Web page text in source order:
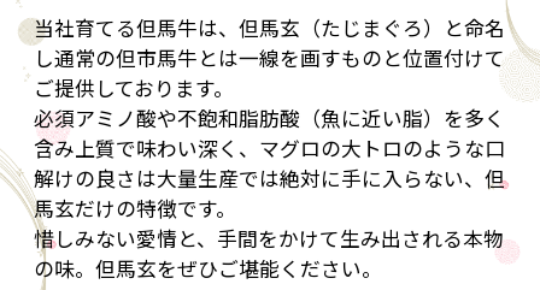
当社育てる但馬牛は、但馬玄（たじまぐろ）と命名
し通常の但市馬牛とは一線を画すものと位置付けて
ご提供しております。
必須アミノ酸や不飽和脂肪酸（魚に近い脂）を多く
含み上質で味わい深く、マグロの大トロのような口
解けの良さは大量生産では絶対に手に入らない、但
馬玄だけの特徴です。
惜しみない愛情と、手間をかけて生み出される本物
の味。但馬玄をぜひご堪能ください。